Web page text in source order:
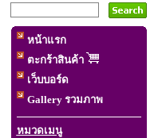
หน้าแรก
ตะกร้าสินค้า
เว็บบอร์ด
Gallery รวมภาพ
หมวดเมนู
เลือกสั่ง